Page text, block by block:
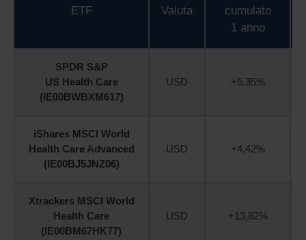
ETF Valuta
cumulato
1 anno
SPDR S&P
US Health Care
(IE00BWBXM617)
USD +5,35%
iShares MSCI World
Health Care Advanced
(IE00BJ5JNZ06)
USD +4,42%
Xtrackers MSCI World
Health Care
(IE00BM67HK77)
USD +13,82%